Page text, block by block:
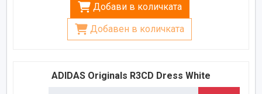
Добави в количката
Добавен в количката
ADIDAS Originals R3CD Dress White